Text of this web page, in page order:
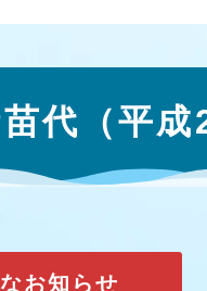
代（平成
お知らせ